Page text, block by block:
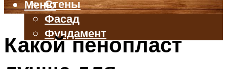
Стены
Фасад
Фундамент
БАЛКОН И ЛОДЖИЯ
Меню
Какой пенопласт